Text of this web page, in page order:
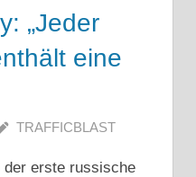
„Jeder
eine
TRAFFICBLAST
erste russische